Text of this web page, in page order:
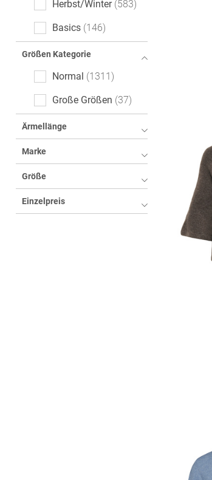
floral 20
Animalprint
cable_knit 7
kariert 4
Fischgrätmuster 3
Hahnentritt 3
Herbst/Winter 583
Basics 146
Größen Kategorie
Normal 1311
Große Größen 37
Ärmellänge
Marke
Größe
Einzelpreis